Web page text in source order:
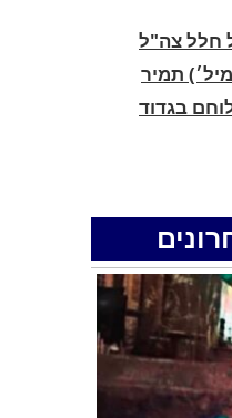
חלל צה"ל
תמיר
לוחם בגדוד
למסע
15 כתבי אישום נגד בני
למסע גניבות